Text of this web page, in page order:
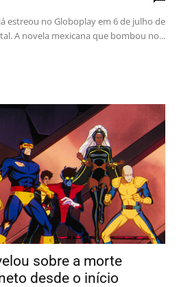
estreou no Globoplay em 6 de julho de
A novela mexicana que bombou no...
sobre a morte
desde o início